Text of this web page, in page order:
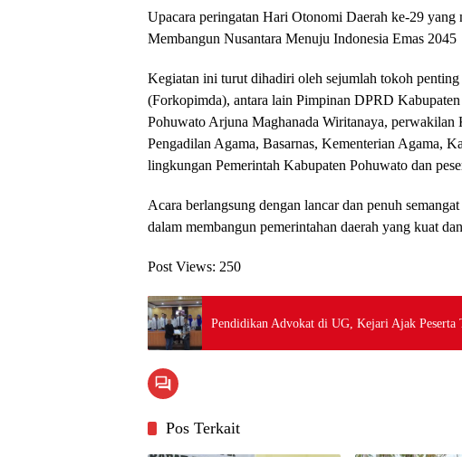
Upacara peringatan Hari Otonomi Daerah ke-29 yang
Membangun Nusantara Menuju Indonesia Emas 2045
Kegiatan ini turut dihadiri oleh sejumlah tokoh
(Forkopimda), antara lain Pimpinan DPRD
Pohuwato Arjuna Maghanada Wiritanaya,
Pengadilan Agama, Basarnas, Kementerian Agama,
lingkungan Pemerintah Kabupaten Pohuwato dan
Acara berlangsung dengan lancar dan penuh
dalam membangun pemerintahan daerah yang kuat
Post Views: 250
Pendidikan Advokat di UG, Kejari Ajak Peserta
Pos Terkait